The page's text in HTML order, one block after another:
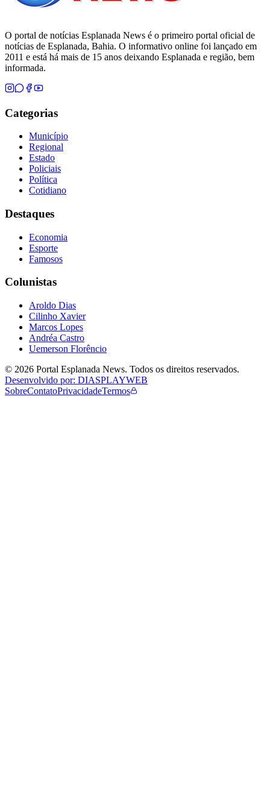
O portal de notícias Esplanada News é o primeiro portal oficial de
notícias de Esplanada, Bahia. O informativo online foi lançado em
2011 e está há mais de 15 anos deixando Esplanada e região, bem
informada.
Categorias
Município
Regional
Estado
Policiais
Política
Cotidiano
Destaques
Economia
Esporte
Famosos
Colunistas
Aroldo Dias
Cilinho Xavier
Marcos Lopes
Andréa Castro
Uemerson Florêncio
© 2026 Portal Esplanada News. Todos os direitos reservados.
Desenvolvido por: DIASPLAYWEB
SobreContatoPrivacidadeTermos